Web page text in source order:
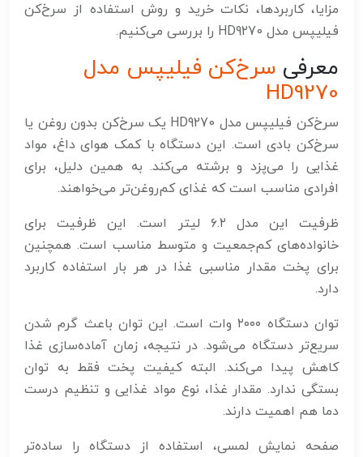
مزایا، کاربردها، نکات خرید و روش استفاده از سرخ‌کن
فیلیپس مدل HD9270 را بررسی می‌کنیم.
معرفی سرخ‌کن فیلیپس مدل
HD9270
سرخ‌کن فیلیپس مدل HD9270 یک سرخ‌کن بدون روغن یا
سرخ‌کن بادی است. این دستگاه با کمک هوای داغ، مواد
غذایی را می‌پزد و برشته می‌کند. به همین دلیل، برای
افرادی مناسب است که غذای کم‌روغن‌تر می‌خواهند.
ظرفیت این مدل ۶.۲ لیتر است. این ظرفیت برای
خانواده‌های کم‌جمعیت و متوسط مناسب است. همچنین
برای پخت مقدار مناسبی غذا در هر بار استفاده کاربرد
دارد.
توان دستگاه ۲۰۰۰ وات است. این توان باعث گرم شدن
سریع‌تر دستگاه می‌شود. در نتیجه، زمان آماده‌سازی غذا
کاهش پیدا می‌کند. البته کیفیت پخت فقط به توان
بستگی ندارد. مقدار غذا، نوع مواد غذایی و تنظیم درست
دما هم اهمیت دارند.
صفحه نمایش لمسی، استفاده از دستگاه را ساده‌تر